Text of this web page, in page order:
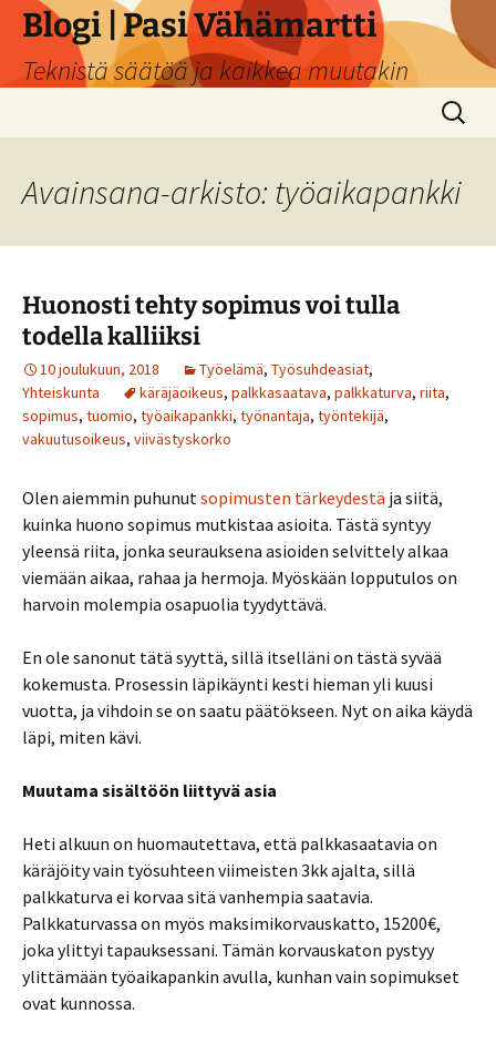
Siirry
sisältöön
Blogi | Pasi Vähämartti
Teknistä säätöä ja kaikkea muutakin
Haku:
Avainsana-arkisto: työaikapankki
Huonosti tehty sopimus voi tulla
todella kalliiksi
10 joulukuun, 2018 Työelämä, Työsuhdeasiat,
Yhteiskunta
käräjäoikeus, palkkasaatava, palkkaturva, riita,
sopimus, tuomio, työaikapankki, työnantaja, työntekijä,
vakuutusoikeus, viivästyskorko
Olen aiemmin puhunutsopimusten tärkeydestä ja siitä,
kuinka huono sopimus mutkistaa asioita. Tästä syntyy
yleensä riita, jonka seurauksena asioiden selvittely alkaa
viemään aikaa, rahaa ja hermoja. Myöskään lopputulos on
harvoin molempia osapuolia tyydyttävä.
En ole sanonut tätä syyttä, sillä itselläni on tästä syvää
kokemusta. Prosessin läpikäynti kesti hieman yli kuusi
vuotta, ja vihdoin se on saatu päätökseen. Nyt on aika käydä
läpi, miten kävi.
Muutama sisältöön liittyvä asia
Heti alkuun on huomautettava, että palkkasaatavia on
käräjöity vain työsuhteen viimeisten 3kk ajalta, sillä
palkkaturva ei korvaa sitä vanhempia saatavia.
Palkkaturvassa on myös maksimikorvauskatto, 15200€,
joka ylittyi tapauksessani. Tämän korvauskaton pystyy
ylittämään työaikapankin avulla, kunhan vain sopimukset
ovat kunnossa.